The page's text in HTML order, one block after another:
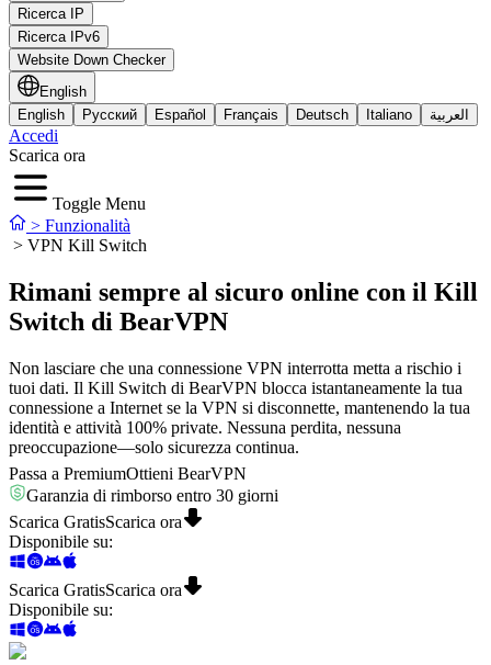
Ricerca IP
Ricerca IPv6
Website Down Checker
English
English
Русский Español Français Deutsch Italiano العربية
Accedi
Scarica ora
Toggle Menu
> Funzionalità
> VPN Kill Switch
Rimani sempre al sicuro online con il Kill
Switch di BearVPN
Non lasciare che una connessione VPN interrotta metta a rischio i
tuoi dati. Il Kill Switch di BearVPN blocca istantaneamente la tua
connessione a Internet se la VPN si disconnette, mantenendo la tua
identità e attività 100% private. Nessuna perdita, nessuna
preoccupazione—solo sicurezza continua.
Passa a PremiumOttieni BearVPN
Garanzia di rimborso entro 30 giorni
Scarica GratisScarica ora
Disponibile su:
Scarica GratisScarica ora
Disponibile su: